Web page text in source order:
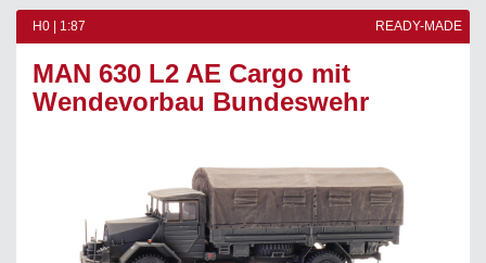
H0 | 1:87 READY-MADE
MAN 630 L2 AE Cargo mit
Wendevorbau Bundeswehr